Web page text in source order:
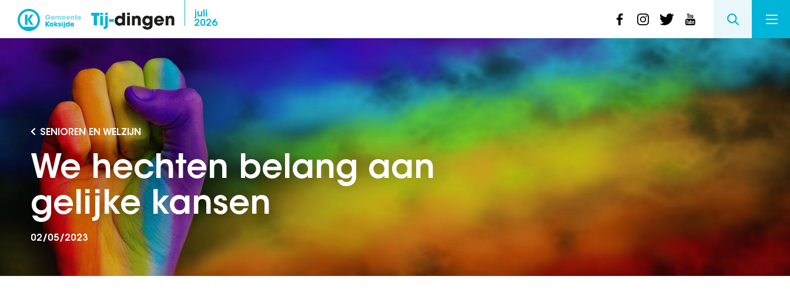
Overslaan
naar
juli
2026
SENIOREN EN WELZIJN
We hechten belang aan
gelijke kansen
02/05/2023